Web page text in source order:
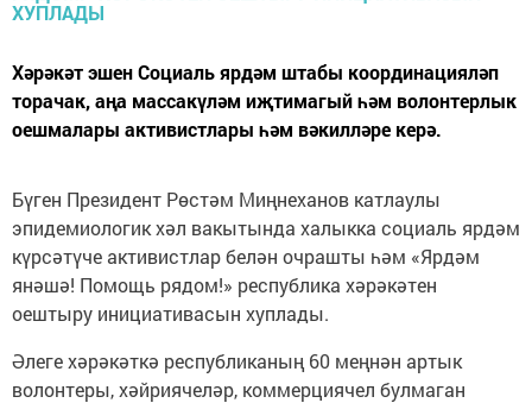
Хәрәкәт эшен Социаль ярдәм штабы координацияләп
торачак, аңа массакүләм иҗтимагый һәм волонтерлык
оешмалары активистлары һәм вәкилләре керә.
Бүген Президент Рөстәм Миңнеханов катлаулы
эпидемиологик хәл вакытында халыкка социаль ярдәм
күрсәтүче активистлар белән очрашты һәм «Ярдәм
янәшә! Помощь рядом!» республика хәрәкәтен
оештыру инициативасын хуплады.
Әлеге хәрәкәткә республиканың 60 меңнән артык
волонтеры, хәйриячеләр, коммерциячел булмаган